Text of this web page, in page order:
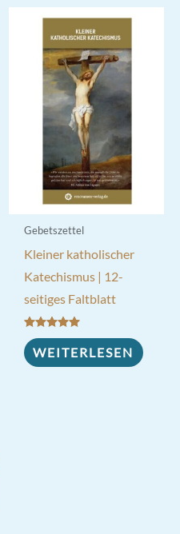
Gebetszettel
Kleiner katholischer
Katechismus | 12-
seitiges Faltblatt
Bewertet mit
5.00
von 5
WEITERLESEN